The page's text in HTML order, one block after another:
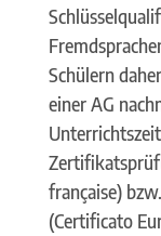
Schülern
einer AG
française)
(Certificato